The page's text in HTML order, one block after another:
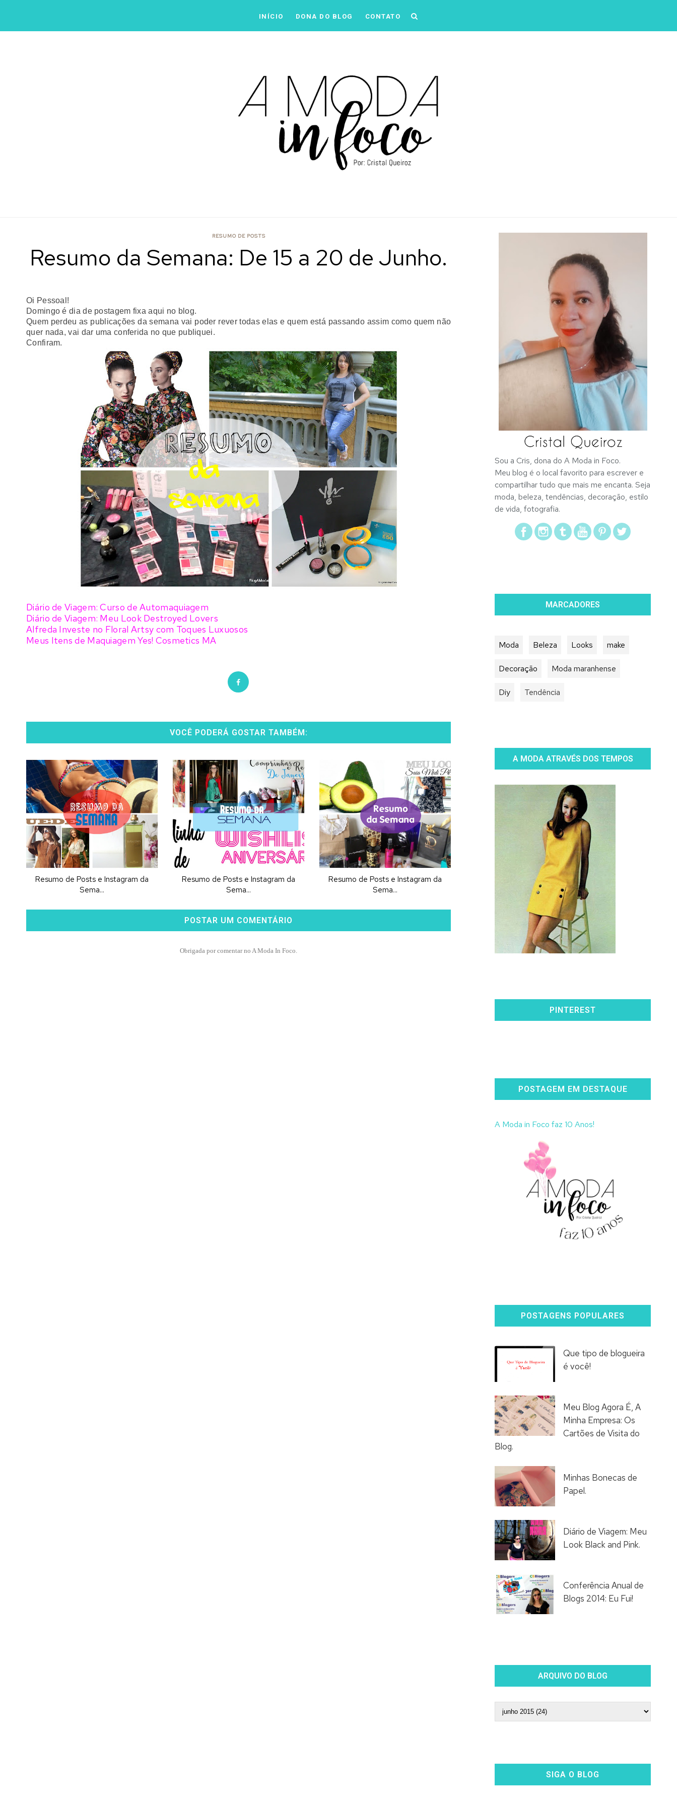
INÍCIO DONA DO BLOG CONTATO
RESUMO DE POSTS
Resumo da Semana: De 15 a 20 de Junho.
Oi Pessoal !
Domingo é dia de postagem fixa aqui no blog.
Quem perdeu as publicações da semana vai poder rever todas elas e quem está passando assim como quem não
quer nada, vai dar uma conferida no que publiquei.
Confiram.
Diário de Viagem: Curso de Automaquiagem
Diário de Viagem: Meu Look Destroyed Lovers
Alfreda Investe no Floral Artsy com Toques Luxuosos
Meus Itens de Maquiagem Yes! Cosmetics MA
VOCÊ PODERÁ GOSTAR TAMBÉM:
Resumo de Posts e Instagram da
Sema...
Resumo de Posts e Instagram da
Sema...
Resumo de Posts e Instagram da
Sema...
POSTAR UM COMENTÁRIO
Obrigada por comentar no A Moda In Foco.
Sou a Cris, dona do A Moda in Foco.
Meu blog é o local favorito para escrever e
compartilhar tudo que mais me encanta. Seja
moda, beleza, tendências, decoração, estilo
de vida, fotografia.
MARCADORES
Moda Beleza Looks make
Decoração Moda maranhense
Diy Tendência
A MODA ATRAVÉS DOS TEMPOS
PINTEREST
POSTAGEM EM DESTAQUE
A Moda in Foco faz 10 Anos!
POSTAGENS POPULARES
Que tipo de blogueira
é você!
Meu Blog Agora É, A
Minha Empresa: Os
Cartões de Visita do
Blog.
Minhas Bonecas de
Papel.
Diário de Viagem: Meu
Look Black and Pink.
Conferência Anual de
Blogs 2014: Eu Fui!
ARQUIVO DO BLOG
SIGA O BLOG